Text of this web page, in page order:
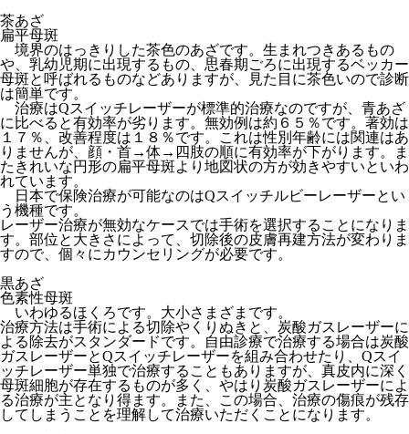
茶あざ
扁平母斑
境界のはっきりした茶色のあざです。生まれつきあるもの
や、乳幼児期に出現するもの、思春期ごろに出現するベッカー
母斑と呼ばれるものなどありますが、見た目に茶色いので診断
は簡単です。
治療はQスイッチレーザーが標準的治療なのですが、青あざ
に比べると有効率が劣ります。無効例は約６５％です。著効は
１７％、改善程度は１８％です。これは性別年齢には関連はあ
りませんが、顔・首→体→四肢の順に有効率が下がります。ま
たきれいな円形の扁平母斑より地図状の方が効きやすいといわ
れています。
日本で保険治療が可能なのはQスイッチルビーレーザーとい
う機種です。
レーザー治療が無効なケースでは手術を選択することになりま
す。部位と大きさによって、切除後の皮膚再建方法が変わりま
すので、個々にカウンセリングが必要です。
黒あざ
色素性母斑
いわゆるほくろです。大小さまざまです。
治療方法は手術による切除やくりぬきと、炭酸ガスレーザーに
よる除去がスタンダードです。自由診療で治療する場合は炭酸
ガスレーザーとQスイッチレーザーを組み合わせたり、Qスイ
ッチレーザー単独で治療することもありますが、真皮内に深く
母斑細胞が存在するものが多く、やはり炭酸ガスレーザーによ
る治療が主となり得ます。また、この場合、治療の傷痕が残存
してしまうことを理解して治療いただくことになります。